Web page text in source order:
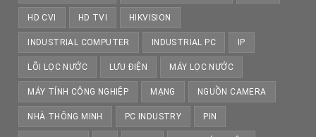
HD CVI HD TVI HIKVISION
INDUSTRIAL COMPUTER INDUSTRIAL PC IP
LÕI LỌC NƯỚC LƯU ĐIỆN MÁY LỌC NƯỚC
MÁY TÍNH CÔNG NGHIỆP MẠNG NGUỒN CAMERA
NHÀ THÔNG MINH PC INDUSTRY PIN